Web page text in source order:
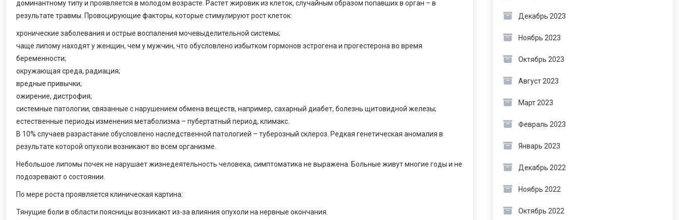
доминантному типу и проявляется в молодом возрасте. Растет жировик из клеток, случайным образом попавших в орган – в
результате травмы. Провоцирующие факторы, которые стимулируют рост клеток:
хронические заболевания и острые воспаления мочевыделительной системы;
чаще липому находят у женщин, чем у мужчин, что обусловлено избытком гормонов эстрогена и прогестерона во время
беременности;
окружающая среда, радиация;
вредные привычки;
ожирение, дистрофия;
системные патологии, связанные с нарушением обмена веществ, например, сахарный диабет, болезнь щитовидной железы;
естественные периоды изменения метаболизма – пубертатный период, климакс.
В 10% случаев разрастание обусловлено наследственной патологией – туберозный склероз. Редкая генетическая аномалия в
результате которой опухоли возникают во всем организме.
Небольшое липомы почек не нарушает жизнедеятельность человека, симптоматика не выражена. Больные живут многие годы и не
подозревают о состоянии.
По мере роста проявляется клиническая картина:
Тянущие боли в области поясницы возникают из-за влияния опухоли на нервные окончания.
Декабрь 2023
Ноябрь 2023
Октябрь 2023
Август 2023
Март 2023
Февраль 2023
Январь 2023
Декабрь 2022
Ноябрь 2022
Октябрь 2022